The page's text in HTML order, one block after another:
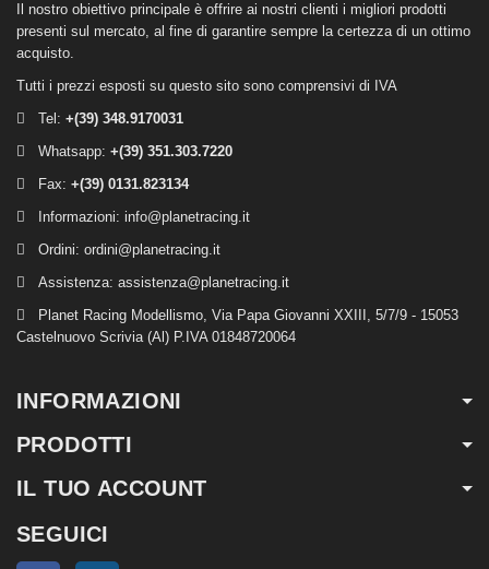
Il nostro obiettivo principale è offrire ai nostri clienti i migliori prodotti
presenti sul mercato, al fine di garantire sempre la certezza di un ottimo
acquisto.
Tutti i prezzi esposti su questo sito sono comprensivi di IVA
Tel: +(39) 348.9170031
Whatsapp: +(39) 351.303.7220
Fax: +(39) 0131.823134
Informazioni: info@planetracing.it
Ordini: ordini@planetracing.it
Assistenza: assistenza@planetracing.it
Planet Racing Modellismo, Via Papa Giovanni XXIII, 5/7/9 - 15053
Castelnuovo Scrivia (Al) P.IVA 01848720064
INFORMAZIONI
PRODOTTI
IL TUO ACCOUNT
SEGUICI